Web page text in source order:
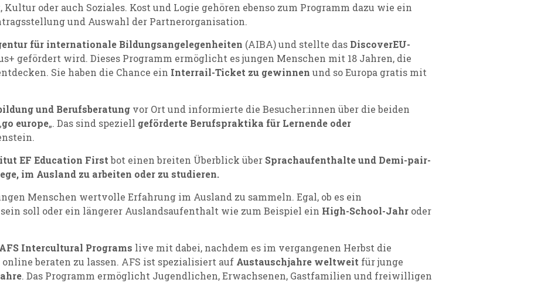
oder auch Soziales. Kost und Logie gehören ebenso zum Programm dazu wie ein
und Auswahl der Partnerorganisation.
für internationale Bildungsangelegenheiten (AIBA) und stellte das DiscoverEU-
gefördert wird. Dieses Programm ermöglicht es jungen Menschen mit 18 Jahren, die
Sie haben die Chance ein Interrail-Ticket zu gewinnen und so Europa gratis mit
und Berufsberatung vor Ort und informierte die Besucher:innen über die beiden
go europe„. Das sind speziell geförderte Berufspraktika für Lernende oder
EF Education Firstbot einen breiten Überblick über Sprachaufenthalte und Demi-pair-
im Ausland zu arbeiten oder zu studieren.
Menschen wertvolle Erfahrung im Ausland zu sammeln. Egal, ob es ein
soll oder ein längerer Auslandsaufenthalt wie zum Beispiel ein High-School-Jahr oder
AFS Intercultural Programs live mit dabei, nachdem es im vergangenen Herbst die
beraten zu lassen. AFS ist spezialisiert auf Austauschjahre weltweit für junge
. Das Programm ermöglicht Jugendlichen, Erwachsenen, Gastfamilien und freiwilligen